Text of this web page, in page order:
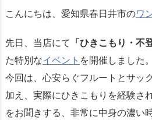
こんにちは、愛知県春日井市のワ
先日、当店にて 「ひきこもり・不
た特別なイベント を開催しました。
今回は、心安らぐフルートとサッ
加え、実際にひきこもりを経験さ
をお聞きする、非常に中身の濃い